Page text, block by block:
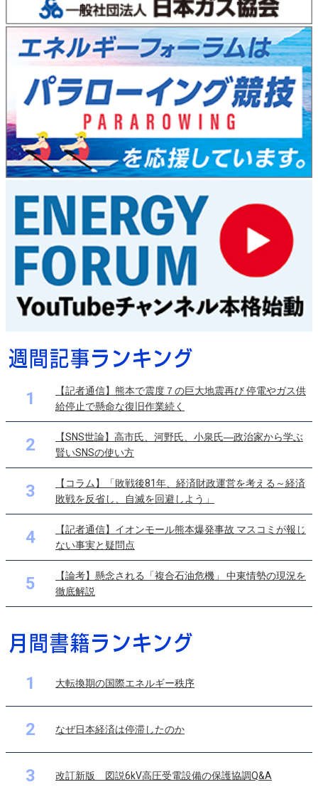
1
【記者通信】熊本で震度７の巨大地震再び 停電やガス供
給停止で懸命な復旧作業続く
2
【SNS世論】高市氏、河野氏、小泉氏―政治家から学ぶ
賢いSNSの使い方
3
【コラム】「敗戦後81年、経済財政運営を考える～経済
敗戦を反省し、自滅を回避しよう」
4
【記者通信】イオンモール熊本爆発事故 マスコミが報じ
ない事実と疑問点
5
【論考】懸念される「複合石油危機」 中東情勢の現況を
徹底解説
1 大転換期の国際エネルギー秩序
2 なぜ日本経済は停滞したのか
3 改訂新版 図説6kV高圧受電設備の保護協調Q&A